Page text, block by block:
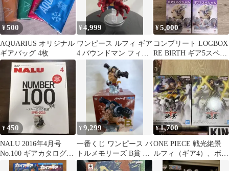
¥500
AQUARIUS オリジナル
ギアバッグ 4枚
¥4,999
ワンピース ルフィ ギア
4 バウンドマン フィギ
¥5,000
コンプリート LOGBOX
RE BIRTH ギア5スペシ
ャル 4個セット
¥450
NALU 2016年4月号
No.100 ギアカタログ特
¥9,299
一番くじ ワンピース バ
トルメモリーズ B賞 ル
フィ ギア4
¥1,700
ONE PIECE 戦光絶景
ルフィ（ギア4）、ボル
サリーノの2点セット